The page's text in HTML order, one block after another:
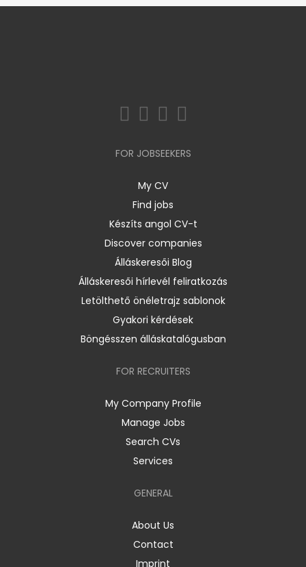
FOR JOBSEEKERS
My CV
Find jobs
Készíts angol CV-t
Discover companies
Álláskeresői Blog
Álláskeresői hírlevél feliratkozás
Letölthető önéletrajz sablonok
Gyakori kérdések
Böngésszen álláskatalógusban
FOR RECRUITERS
My Company Profile
Manage Jobs
Search CVs
Services
GENERAL
About Us
Contact
Imprint